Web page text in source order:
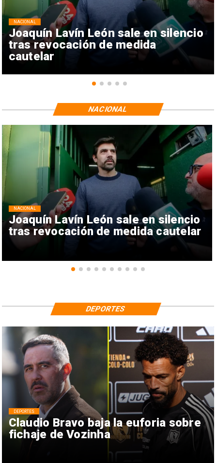
Joaquín Lavín León sale en silencio
tras revocación de medida
cautelar
NACIONAL
Joaquín Lavín León sale en silencio
tras revocación de medida cautelar
NACIONAL
NACIONAL
Claudio Bravo baja la euforia sobre
fichaje de Vozinha
DEPORTES
DEPORTES